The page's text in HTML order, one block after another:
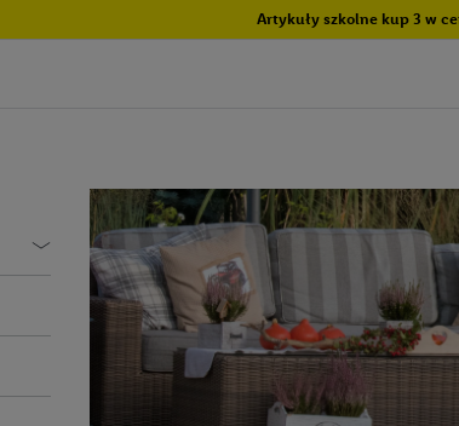
Artykuły szkolne kup 3 w